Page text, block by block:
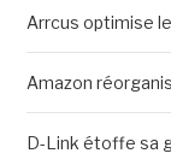
Arrcus optimise
Amazon
D-Link étoffe sa